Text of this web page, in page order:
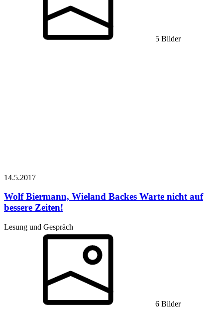
5 Bilder
14.5.2017
Wolf Biermann, Wieland Backes Warte nicht auf
bessere Zeiten!
Lesung und Gespräch
6 Bilder